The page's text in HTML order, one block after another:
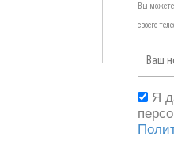
Вы
своего
Я